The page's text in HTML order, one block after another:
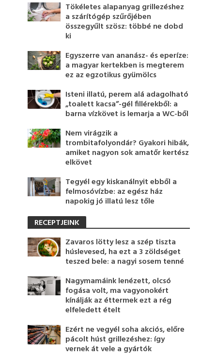
Tökéletes alapanyag grillezéshez
a szárítógép szűrőjében
összegyűlt szösz: többé ne dobd
ki
Egyszerre van ananász- és eperíze:
a magyar kertekben is megterem
ez az egzotikus gyümölcs
Isteni illatú, perem alá adagolható
„toalett kacsa”-gél fillérekből: a
barna vízkövet is lemarja a WC-ből
Nem virágzik a
trombitafolyondár? Gyakori hibák,
amiket nagyon sok amatőr kertész
elkövet
Tegyél egy kiskanálnyit ebből a
felmosóvízbe: az egész ház
napokig jó illatú lesz tőle
RECEPTJEINK
Zavaros lötty lesz a szép tiszta
húslevesed, ha ezt a 3 zöldséget
teszed bele: a nagyi sosem tenné
Nagymamáink lenézett, olcsó
fogása volt, ma vagyonokért
kínálják az éttermek ezt a rég
elfeledett ételt
Ezért ne vegyél soha akciós, előre
pácolt húst grillezéshez: így
vernek át vele a gyártók